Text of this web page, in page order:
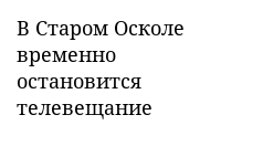
В Старом Осколе
временно
остановится
телевещание